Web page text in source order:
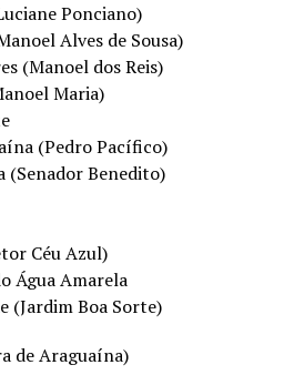
Ponciano)
Alves de Sousa)
(Manoel dos Reis)
Maria)
(Pedro Pacífico)
(Senador Benedito)
Céu Azul)
Água Amarela
(Jardim Boa Sorte)
de Araguaína)